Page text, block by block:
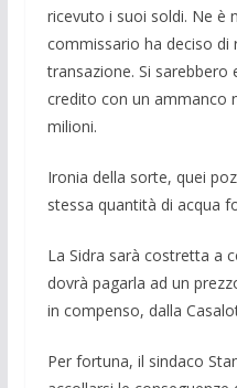
ricevuto i suoi soldi. Ne è
commissario ha deciso di
transazione. Si
credito con un ammanco
milioni.
Ironia della sorte, quei
stessa quantità di acqua
La Sidra sarà costretta a
dovrà pagarla ad un
in compenso, dalla
Per fortuna, il sindaco